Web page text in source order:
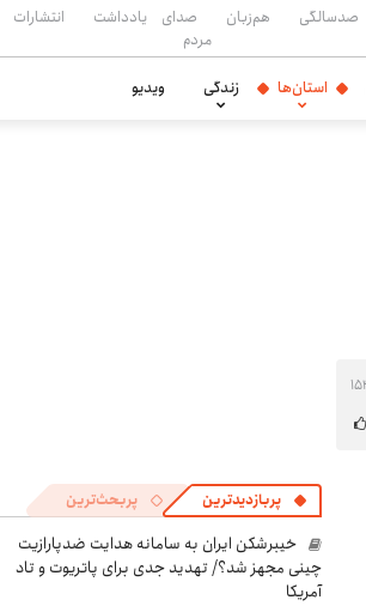
صدسالگی هم‌زبان
صدای
مردم
یادداشت انتشارات
استان‌ها زندگی ویدیو
پربازدیدترین پربحث‌ترین
خیبرشکن ایران به سامانه هدایت ضدپارازیت
چینی مجهز شد؟/ تهدید جدی برای پاتریوت و تاد
آمریکا